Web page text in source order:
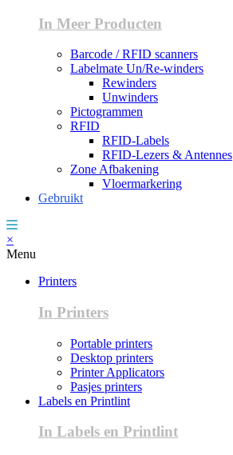
In Meer Producten
Barcode / RFID scanners
Labelmate Un/Re-winders
Rewinders
Unwinders
Pictogrammen
RFID
RFID-Labels
RFID-Lezers & Antennes
Zone Afbakening
Vloermarkering
Gebruikt
×
Menu
Printers
In Printers
Portable printers
Desktop printers
Printer Applicators
Pasjes printers
Labels en Printlint
In Labels en Printlint